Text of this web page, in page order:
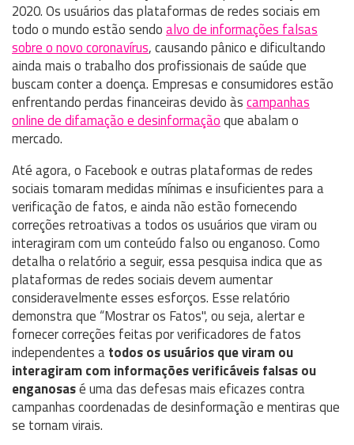
2020. Os usuários das plataformas de redes sociais em
todo o mundo estão sendoalvo de informações falsas
sobre o novo coronavírus, causando pânico e dificultando
ainda mais o trabalho dos profissionais de saúde que
buscam conter a doença. Empresas e consumidores estão
enfrentando perdas financeiras devido àscampanhas
online de difamação e desinformaçãoque abalam o
mercado.
Até agora, o Facebook e outras plataformas de redes
sociais tomaram medidas mínimas e insuficientes para a
verificação de fatos, e ainda não estão fornecendo
correções retroativas a todos os usuários que viram ou
interagiram com um conteúdo falso ou enganoso. Como
detalha o relatório a seguir, essa pesquisa indica que as
plataformas de redes sociais devem aumentar
consideravelmente esses esforços. Esse relatório
demonstra que “Mostrar os Fatos", ou seja, alertar e
fornecer correções feitas por verificadores de fatos
independentes atodos os usuários que viram ou
interagiram com informações verificáveis falsas ou
enganosasé uma das defesas mais eficazes contra
campanhas coordenadas de desinformação e mentiras que
se tornam virais.